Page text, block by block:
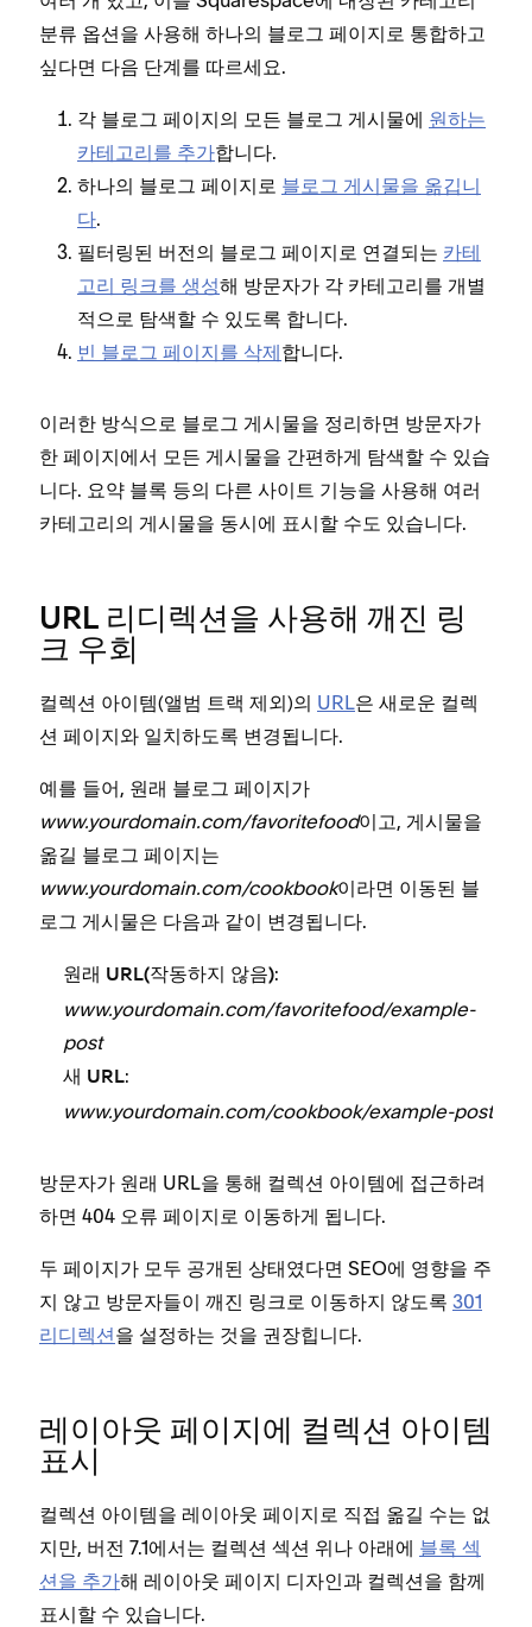
분류 옵션을 사용해 하나의 블로그 페이지로 통합하고
싶다면 다음 단계를 따르세요.
각 블로그 페이지의 모든 블로그 게시물에 원하는
카테고리를 추가합니다.
하나의 블로그 페이지로 블로그 게시물을 옮깁니
다.
필터링된 버전의 블로그 페이지로 연결되는 카테
고리 링크를 생성해 방문자가 각 카테고리를 개별
적으로 탐색할 수 있도록 합니다.
빈 블로그 페이지를 삭제합니다.
이러한 방식으로 블로그 게시물을 정리하면 방문자가
한 페이지에서 모든 게시물을 간편하게 탐색할 수 있습
니다. 요약 블록 등의 다른 사이트 기능을 사용해 여러
카테고리의 게시물을 동시에 표시할 수도 있습니다.
URL 리디렉션을 사용해 깨진 링
크 우회
컬렉션 아이템(앨범 트랙 제외)의 URL은 새로운 컬렉
션 페이지와 일치하도록 변경됩니다.
예를 들어, 원래 블로그 페이지가
www.yourdomain.com/favoritefood이고, 게시물을
옮길 블로그 페이지는
www.yourdomain.com/cookbook이라면 이동된 블
로그 게시물은 다음과 같이 변경됩니다.
원래 URL(작동하지 않음):
www.yourdomain.com/favoritefood/example-
post
새 URL:
www.yourdomain.com/cookbook/example-post
방문자가 원래 URL을 통해 컬렉션 아이템에 접근하려
하면 404 오류 페이지로 이동하게 됩니다.
두 페이지가 모두 공개된 상태였다면 SEO에 영향을 주
지 않고 방문자들이 깨진 링크로 이동하지 않도록 301
리디렉션을 설정하는 것을 권장힙니다.
레이아웃 페이지에 컬렉션 아이템
표시
컬렉션 아이템을 레이아웃 페이지로 직접 옮길 수는 없
지만, 버전 7.1에서는 컬렉션 섹션 위나 아래에 블록 섹
션을 추가해 레이아웃 페이지 디자인과 컬렉션을 함께
표시할 수 있습니다.